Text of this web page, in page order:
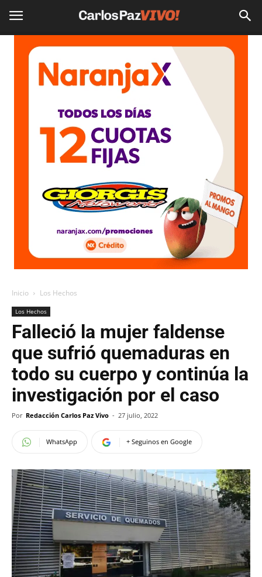
Inicio Los Hechos
Los Hechos
Falleció la mujer faldense
que sufrió quemaduras en
todo su cuerpo y continúa la
investigación por el caso
Por Redacción Carlos Paz Vivo - 27 julio, 2022
WhatsApp + Seguinos en Google